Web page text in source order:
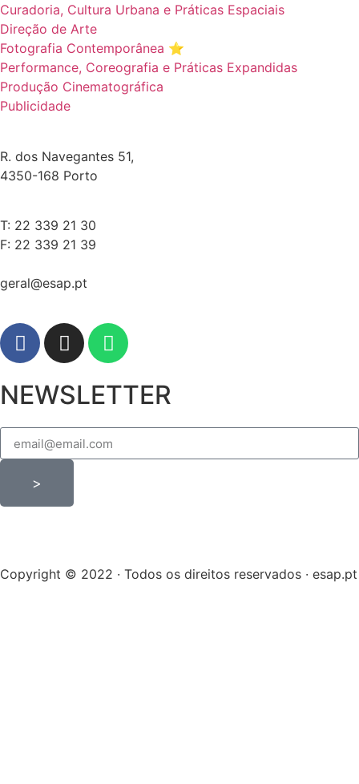
Curadoria, Cultura Urbana e Práticas Espaciais
Direção de Arte
Fotografia Contemporânea ⭐️
Performance, Coreografia e Práticas Expandidas
Produção Cinematográfica
Publicidade
R. dos Navegantes 51,
4350-168 Porto
T: 22 339 21 30
F: 22 339 21 39
geral@esap.pt
NEWSLETTER
>
Copyright © 2022 · Todos os direitos reservados · esap.pt